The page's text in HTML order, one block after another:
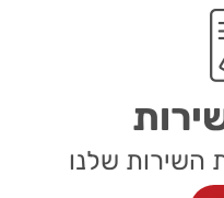
השירות שלנו